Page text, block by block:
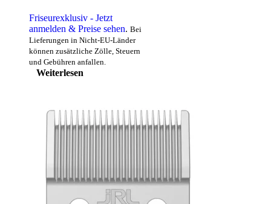
Friseurexklusiv - Jetzt
anmelden & Preise sehen. Bei
Lieferungen in Nicht-EU-Länder
können zusätzliche Zölle, Steuern
und Gebühren anfallen.
Weiterlesen